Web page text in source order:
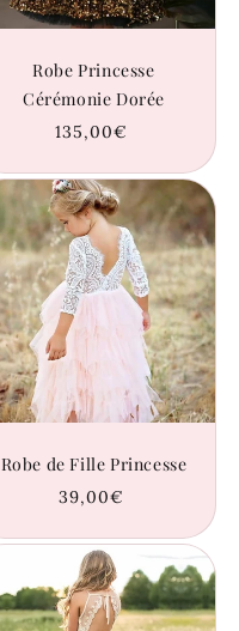
Robe Princesse
Cérémonie Dorée
Prix
135,00€
Robe de Fille Princesse
Prix
39,00€